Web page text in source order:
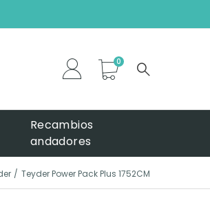
Recambios
andadores
Teyder Power Pack Plus 1752CM